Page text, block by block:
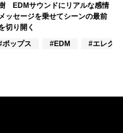
#女性アイドル
EDMサウンドにリアルな感情
ッセージを乗せてシーンの最前
切り開く
ポップス
#EDM #エレク